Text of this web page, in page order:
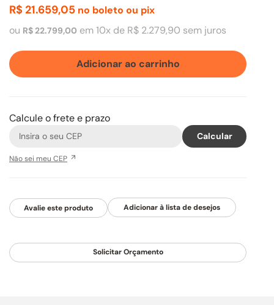
R$ 21.659,05 no boleto ou pix
ou R$22.799,00 em10x de R$ 2.279,90 sem juros
Adicionar ao carrinho
Calcule o frete e prazo
Não sei meu CEP
Avalie este produto
Solicitar Orçamento